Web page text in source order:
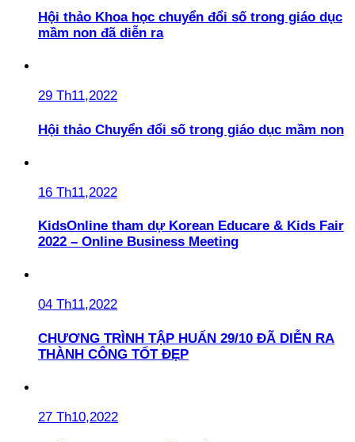
Hội thảo Khoa học chuyển đổi số trong giáo dục
mầm non đã diễn ra
29 Th11,2022
Hội thảo Chuyển đổi số trong giáo dục mầm non
16 Th11,2022
KidsOnline tham dự Korean Educare & Kids Fair
2022 – Online Business Meeting
04 Th11,2022
CHƯƠNG TRÌNH TẬP HUẤN 29/10 ĐÃ DIỄN RA
THÀNH CÔNG TỐT ĐẸP
27 Th10,2022